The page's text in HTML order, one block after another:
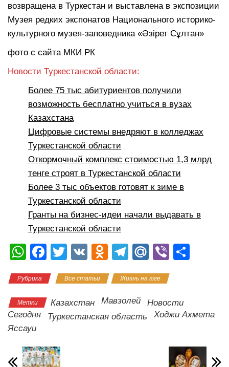
возвращена в Туркестан и выставлена в экспозиции
Музея редких экспонатов Национального историко-
культурного музея-заповедника «Әзірет Сұлтан»
фото с сайта МКИ РК
Новости Туркестанской области:
Более 75 тыс абитуриентов получили
возможность бесплатно учиться в вузах
Казахстана
Цифровые системы внедряют в колледжах
Туркестанской области
Откормочный комплекс стоимостью 1,3 млрд
тенге строят в Туркестанской области
Более 3 тыс объектов готовят к зиме в
Туркестанской области
Гранты на бизнес-идеи начали выдавать в
Туркестанской области
W
at
s
A
p
p
F
c
e
b
o
T
tt
er
V
O
n
o
kl
T
e
gr
a
M
.R
u
Vi
в
ть
Рубрика Все статьи Жизнь на юге
Метки Казахстан Мавзолей
Новости
Сегодня
Туркестанская область
Ходжи Ахмета
Яссауи